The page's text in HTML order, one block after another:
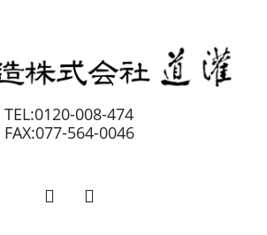
TEL:0120-008-474
FAX:077-564-0046